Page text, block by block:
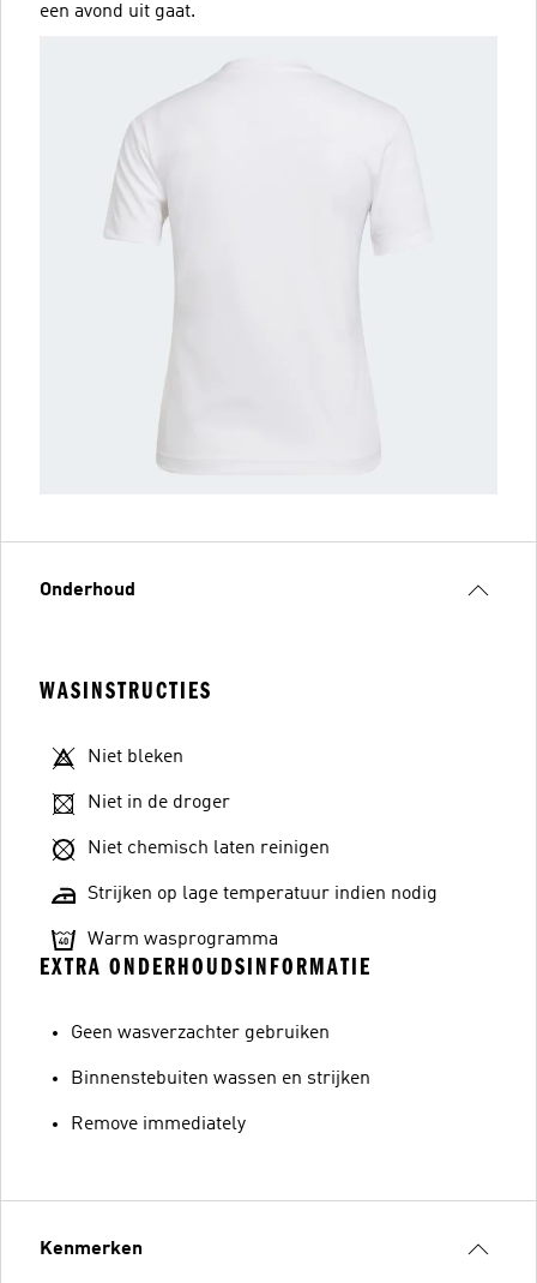
een avond uit gaat.
Onderhoud
WASINSTRUCTIES
Niet bleken
Niet in de droger
Niet chemisch laten reinigen
Strijken op lage temperatuur indien nodig
Warm wasprogramma
EXTRA ONDERHOUDSINFORMATIE
Geen wasverzachter gebruiken
Binnenstebuiten wassen en strijken
Remove immediately
Kenmerken